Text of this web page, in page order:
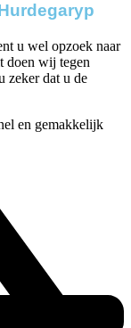
u wel opzoek naar
doen wij tegen
zeker dat u de
en gemakkelijk